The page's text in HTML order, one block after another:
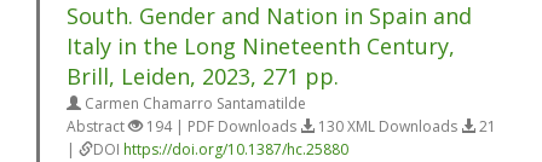
South. Gender and Nation in Spain and
Italy in the Long Nineteenth Century,
Brill, Leiden, 2023, 271 pp.
Carmen Chamarro Santamatilde
Abstract
194 | PDF Downloads 130 XML Downloads
21
|
DOI https://doi.org/10.1387/hc.25880